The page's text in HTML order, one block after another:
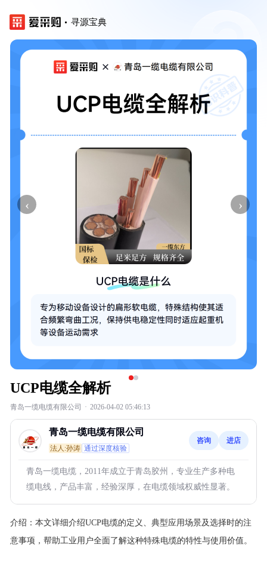
寻源宝典
‹ ›
UCP电缆全解析
青岛一缆电缆有限公司 · 2026-04-02 05:46:13
青岛一缆电缆有限公司
法人:孙涛 通过深度核验
咨询 进店
青岛一缆电缆，2011年成立于青岛胶州，专业生产多种电
缆电线，产品丰富，经验深厚，在电缆领域权威性显著。
介绍： 本文详细介绍UCP电缆的定义、典型应用场景及选择时的注
意事项，帮助工业用户全面了解这种特殊电缆的特性与使用价值。